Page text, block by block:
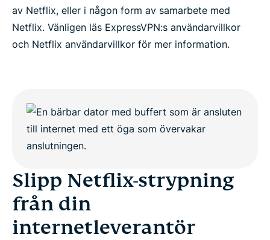
av Netflix, eller i någon form av samarbete med
Netflix. Vänligen läs ExpressVPN:s användarvillkor
och Netflix användarvillkor för mer information.
Slipp Netflix-strypning
från din
internetleverantör